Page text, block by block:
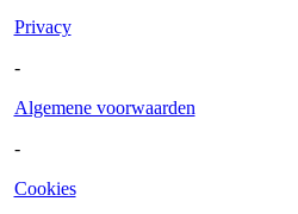
Privacy
-
Algemene voorwaarden
-
Cookies